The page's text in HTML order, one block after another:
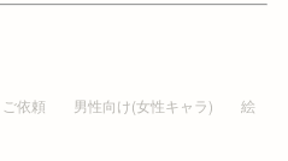
ご依頼 男性向け(女性キャラ) 絵